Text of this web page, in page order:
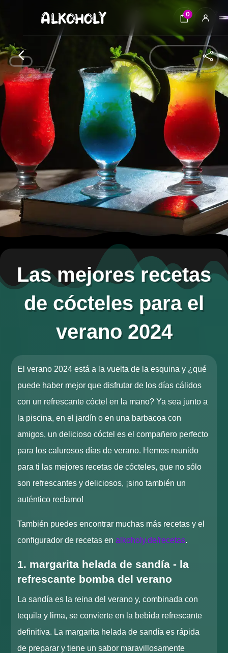
0
4 
Las mejores recetas
de cócteles para el
verano 2024
El verano 2024 está a la vuelta de la esquina y ¿qué
puede haber mejor que disfrutar de los días cálidos
con un refrescante cóctel en la mano? Ya sea junto a
la piscina, en el jardín o en una barbacoa con
amigos, un delicioso cóctel es el compañero perfecto
para los calurosos días de verano. Hemos reunido
para ti las mejores recetas de cócteles, que no sólo
son refrescantes y deliciosos, ¡sino también un
auténtico reclamo!
También puedes encontrar muchas más recetas y el
configurador de recetas enalkoholy.de/recetas.
1. margarita helada de sandía - la
refrescante bomba del verano
La sandía es la reina del verano y, combinada con
tequila y lima, se convierte en la bebida refrescante
definitiva. La margarita helada de sandía es rápida
de preparar y tiene un sabor maravillosamente